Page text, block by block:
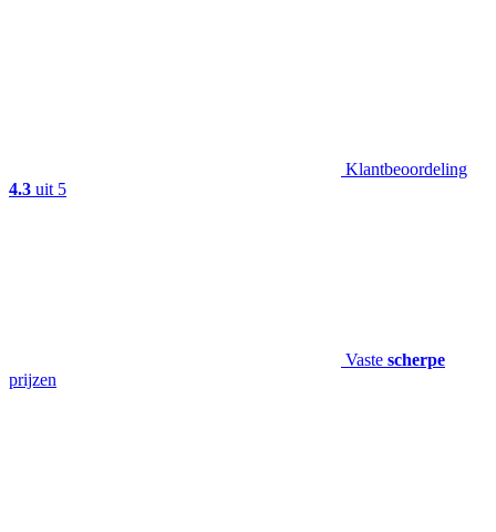
Klantbeoordeling
4.3 uit 5
Vaste scherpe
prijzen